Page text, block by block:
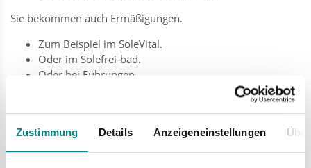
Zustimmung Details Anzeigeneinstellungen
Sie bekommen auch Ermäßigungen.
Zum Beispiel im SoleVital.
Oder im Solefrei-bad.
Oder bei Führungen.
Nutzen Sie die Karte auch in anderen Orten.
Im Osnabrücker Land gibt es kostenlose Angebote.